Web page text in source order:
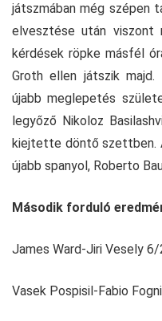
játszmában még szépen
elvesztése után viszont
kérdések röpke másfél
Groth ellen játszik
újabb meglepetés
legyőző Nikoloz
kiejtette döntő szettben.
újabb spanyol, Roberto
Második forduló
James Ward-Jiri Vesely
Vasek Pospisil-Fabio